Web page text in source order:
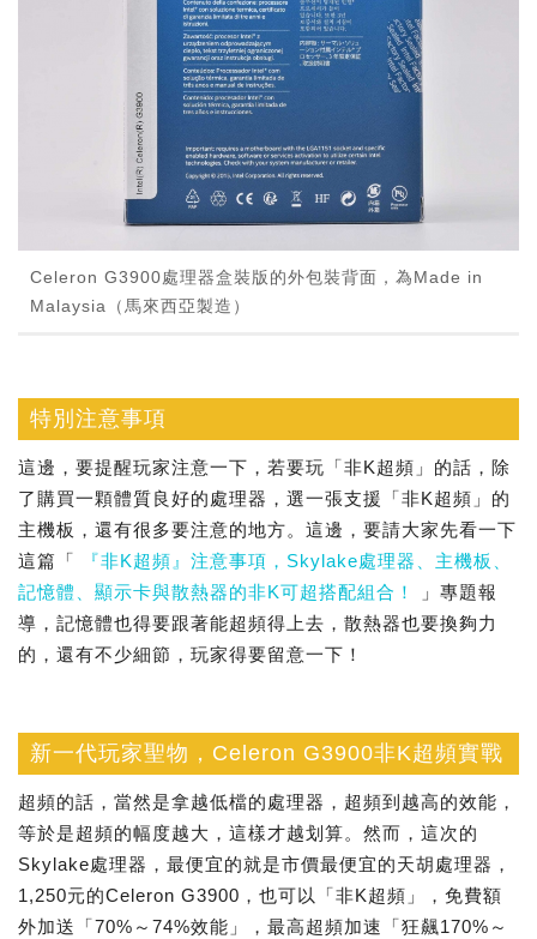
Celeron G3900處理器盒裝版的外包裝背面，為Made in
Malaysia（馬來西亞製造）
特別注意事項
這邊，要提醒玩家注意一下，若要玩「非K超頻」的話，除
了購買一顆體質良好的處理器，選一張支援「非K超頻」的
主機板，還有很多要注意的地方。這邊，要請大家先看一下
這篇「
『非K超頻』注意事項，Skylake處理器、主機板、
記憶體、顯示卡與散熱器的非K可超搭配組合！
」專題報
導，記憶體也得要跟著能超頻得上去，散熱器也要換夠力
的，還有不少細節，玩家得要留意一下！
新一代玩家聖物，Celeron G3900非K超頻實戰
超頻的話，當然是拿越低檔的處理器，超頻到越高的效能，
等於是超頻的幅度越大，這樣才越划算。然而，這次的
Skylake處理器，最便宜的就是市價最便宜的天胡處理器，
1,250元的Celeron G3900，也可以「非K超頻」，免費額
外加送「70%～74%效能」，最高超頻加速「狂飆170%～